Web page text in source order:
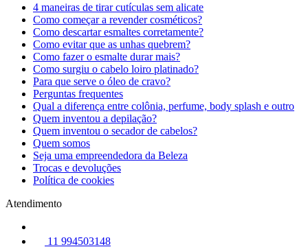
4 maneiras de tirar cutículas sem alicate
Como começar a revender cosméticos?
Como descartar esmaltes corretamente?
Como evitar que as unhas quebrem?
Como fazer o esmalte durar mais?
Como surgiu o cabelo loiro platinado?
Para que serve o óleo de cravo?
Perguntas frequentes
Qual a diferença entre colônia, perfume, body splash e outro
Quem inventou a depilação?
Quem inventou o secador de cabelos?
Quem somos
Seja uma empreendedora da Beleza
Trocas e devoluções
Política de cookies
Atendimento
11 994503148